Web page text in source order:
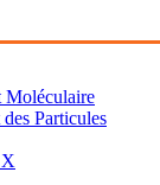
Moléculaire
Particules